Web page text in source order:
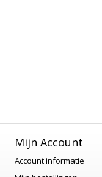
Mijn Account
Account informatie